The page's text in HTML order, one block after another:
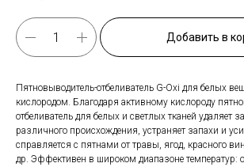
Добавить в
Пятновыводитель-отбеливатель G-Oxi для белых
кислородом. Благодаря активному кислороду
отбеливатель для белых и светлых тканей удаляет
различного происхождения, устраняет запахи и
справляется с пятнами от травы, ягод, красного
др. Эффективен в широком диапазоне температур: